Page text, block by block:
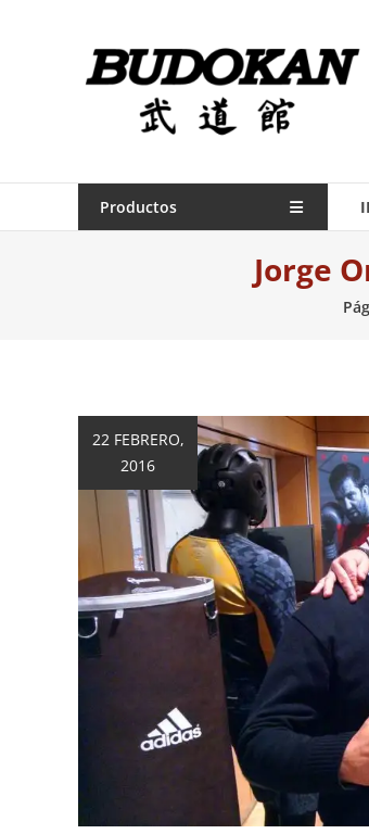
Indumentaria
para
artes
marciales
Todo
lo
marciales.
Productos
Jorge
22 FEBRERO,
2016